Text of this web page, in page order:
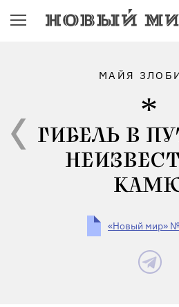
МАЙЯ
ГИБЕЛЬ В
«Новый мир»